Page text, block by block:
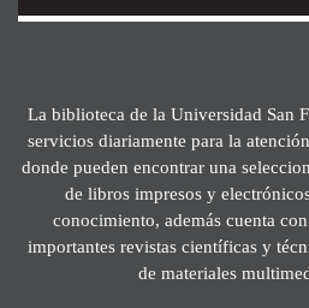
La biblioteca de la Universidad San
servicios diariamente para la
donde pueden encontrar una
de libros impresos y
conocimiento, además cuenta
importantes revistas científicas y
de materiales